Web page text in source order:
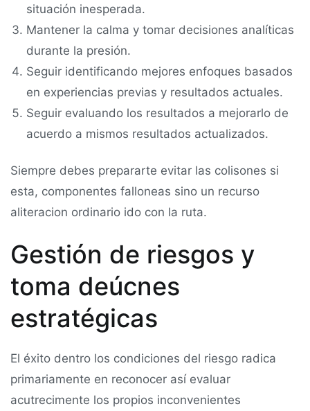
situación inesperada.
Mantener la calma y tomar decisiones analíticas
durante la presión.
Seguir identificando mejores enfoques basados
en experiencias previas y resultados actuales.
Seguir evaluando los resultados a mejorarlo de
acuerdo a mismos resultados actualizados.
Siempre debes prepararte evitar las colisones si
esta, componentes falloneas sino un recurso
aliteracion ordinario ido con la ruta.
Gestión de riesgos y
toma deúcnes
estratégicas
El éxito dentro los condiciones del riesgo radica
primariamente en reconocer así evaluar
acutrecimente los propios inconvenientes